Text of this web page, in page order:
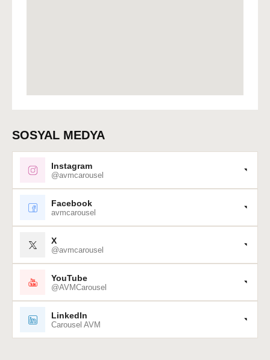
SOSYAL MEDYA
Instagram
@avmcarousel
Facebook
avmcarousel
X
@avmcarousel
YouTube
@AVMCarousel
LinkedIn
Carousel AVM